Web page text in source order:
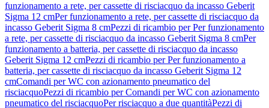
funzionamento a rete, per cassette di risciacquo da incasso Geberit
Sigma 12 cmPer funzionamento a rete, per cassette di risciacquo da
incasso Geberit Sigma 8 cmPezzi di ricambio per Per funzionamento
a rete, per cassette di risciacquo da incasso Geberit Sigma 8 cmPer
funzionamento a batteria, per cassette di risciacquo da incasso
Geberit Sigma 12 cmPezzi di ricambio per Per funzionamento a
batteria, per cassette di risciacquo da incasso Geberit Sigma 12
cmComandi per WC con azionamento pneumatico del
risciacquoPezzi di ricambio per Comandi per WC con azionamento
pneumatico del risciacquoPer risciacquo a due quantitàPezzi di